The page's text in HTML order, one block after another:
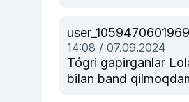
14:08 / 07.09.2024
Tógri gapirganlar
bilan band